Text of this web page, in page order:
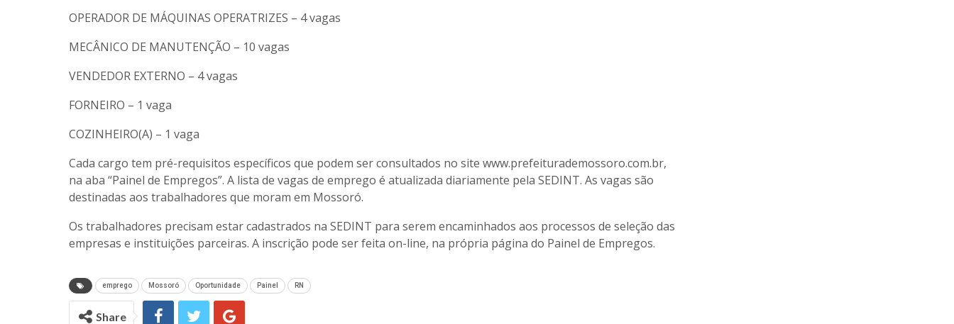
OPERADOR DE MÁQUINAS OPERATRIZES – 4 vagas
MECÂNICO DE MANUTENÇÃO – 10 vagas
VENDEDOR EXTERNO – 4 vagas
FORNEIRO – 1 vaga
COZINHEIRO(A) – 1 vaga
Cada cargo tem pré-requisitos específicos que podem ser consultados no site www.prefeiturademossoro.com.br,
na aba “Painel de Empregos”. A lista de vagas de emprego é atualizada diariamente pela SEDINT. As vagas são
destinadas aos trabalhadores que moram em Mossoró.
Os trabalhadores precisam estar cadastrados na SEDINT para serem encaminhados aos processos de seleção das
empresas e instituições parceiras. A inscrição pode ser feita on-line, na própria página do Painel de Empregos.
emprego Mossoró Oportunidade Painel RN
Share